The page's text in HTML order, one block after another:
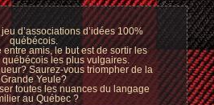
jeu d’associations d’idées 100%
québécois.
entre amis, le but est de sortir les
les plus vulgaires.
Saurez-vous triompher de la
Grande Yeule?
toutes les nuances du langage
au Québec ?